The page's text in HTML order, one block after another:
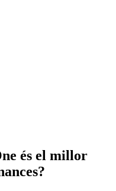
és el millor